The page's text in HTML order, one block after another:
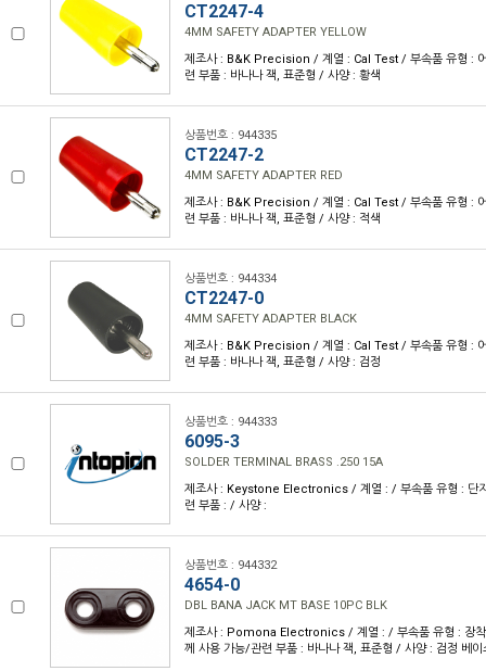
CT2247-4
4MM SAFETY ADAPTER YELLOW
제조사 : B&K Precision / 계열 : Cal Test / 부속품 유형 :
련 부품 : 바나나 잭, 표준형 / 사양 : 황색
상품번호 : 944335
CT2247-2
4MM SAFETY ADAPTER RED
제조사 : B&K Precision / 계열 : Cal Test / 부속품 유형 :
련 부품 : 바나나 잭, 표준형 / 사양 : 적색
상품번호 : 944334
CT2247-0
4MM SAFETY ADAPTER BLACK
제조사 : B&K Precision / 계열 : Cal Test / 부속품 유형 :
련 부품 : 바나나 잭, 표준형 / 사양 : 검정
상품번호 : 944333
6095-3
SOLDER TERMINAL BRASS .250 15A
제조사 : Keystone Electronics / 계열 : / 부속품 유형 : 단
련 부품 : / 사양 :
상품번호 : 944332
4654-0
DBL BANA JACK MT BASE 10PC BLK
제조사 : Pomona Electronics / 계열 : / 부속품 유형 : 장
께 사용 가능/관련 부품 : 바나나 잭, 표준형 / 사양 : 검정 베이